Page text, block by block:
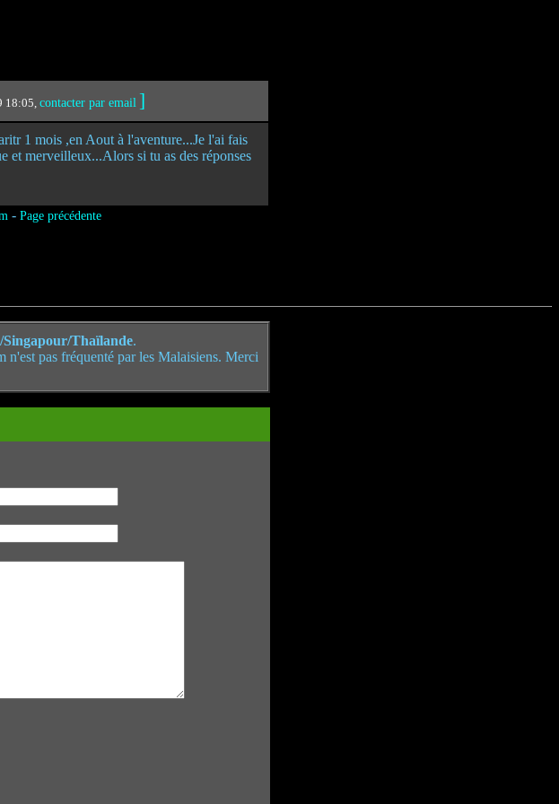
18:05,contacter par email ]
1 mois ,en Aout à l'aventure...Je l'ai fais
et merveilleux...Alors si tu as des réponses
- Page précédente
Thaïlande.
n'est pas fréquenté par les Malaisiens. Merci